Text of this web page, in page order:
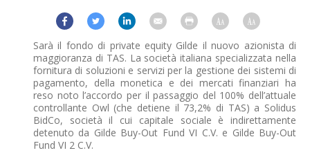
Sarà il fondo di private equity Gilde il nuovo azionista di
maggioranza di TAS. La società italiana specializzata nella
fornitura di soluzioni e servizi per la gestione dei sistemi di
pagamento, della monetica e dei mercati finanziari ha
reso noto l’accordo per il passaggio del 100% dell’attuale
controllante Owl (che detiene il 73,2% di TAS) a Solidus
BidCo, società il cui capitale sociale è indirettamente
detenuto da Gilde Buy-Out Fund VI C.V. e Gilde Buy-Out
Fund VI 2 C.V.